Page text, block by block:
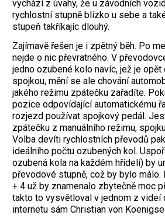
vychází z úvahy, že u závodních
rychlostní stupně blízko u sebe a
stupeň takříkajíc dlouhý.
Zajímavě řešen je i zpětný běh. Po
nejde o nic převratného. V
jedno ozubené kolo navíc, jež je
spojkou, mění se ale chování
jakého režimu zpátečku zařadíte.
pozice odpovídající automatickému
rozjezd používat spojkový pedál.
zpátečku z manuálního režimu,
Volba devíti rychlostních převodů
ideálního počtu ozubených kol.
ozubená kola na každém hřídeli) by
převodové stupně, což by bylo málo.
+ 4 už by znamenalo zbytečně moc
takto to vysvětloval v jednom z videí
internetu sám Christian von